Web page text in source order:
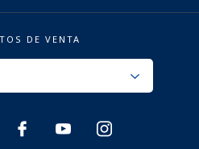
DE VENTA